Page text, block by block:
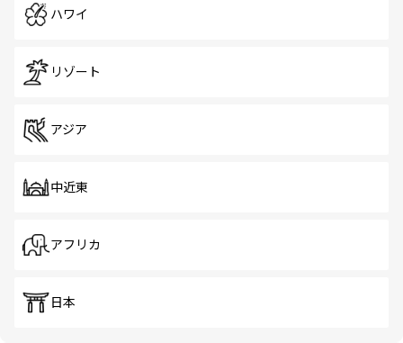
ハワイ
リゾート
アジア
中近東
アフリカ
日本